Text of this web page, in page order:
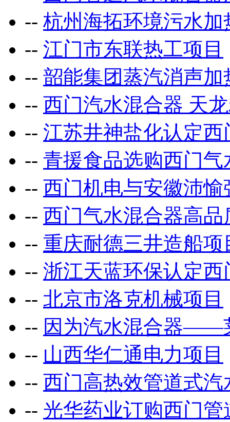
-- 杭州海拓环境污水加
-- 江门市东联热工项目
-- 韶能集团蒸汽消声
-- 西门汽水混合器 天
-- 江苏井神盐化认定
-- 青援食品选购西门气
-- 西门机电与安徽沛愉
-- 西门气水混合器高
-- 重庆耐德三井造船项
-- 浙江天蓝环保认定
-- 北京市洛克机械项目
-- 因为汽水混合器——
-- 山西华仁通电力项目
-- 西门高热效管道式
-- 光华药业订购西门